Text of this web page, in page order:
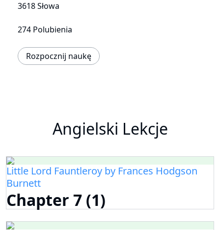
3618 Słowa
274 Polubienia
Rozpocznij naukę
Angielski Lekcje
Little Lord Fauntleroy by Frances Hodgson
Burnett
Chapter 7 (1)